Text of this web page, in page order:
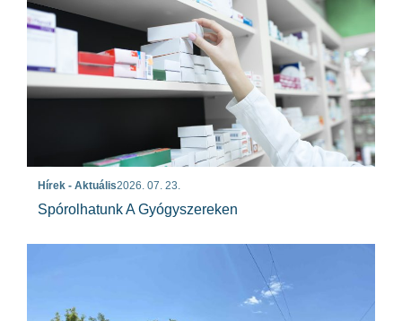
Hírek - Aktuális2026. 07. 23.
Spórolhatunk A Gyógyszereken